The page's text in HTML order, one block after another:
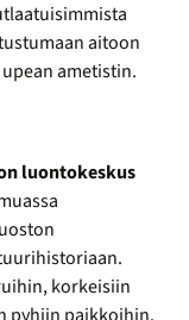
aitoon
ametistin.
luontokeskus
korkeisiin